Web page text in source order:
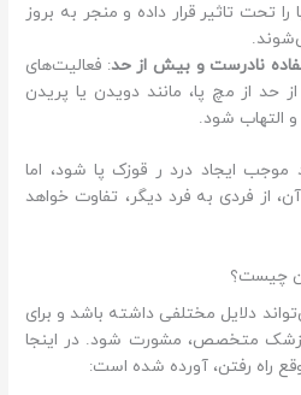
تحت تاثیر قرار داده و منجر به بروز
نادرست و بیش از حد: فعالیت‌های
حد از مچ پا، مانند دویدن یا پریدن
و التهاب شود.
موجب ایجاد درد ر قوزک پا شود، اما
از فردی به فرد دیگر، تفاوت خواهد
چیست؟
دلایل مختلفی داشته باشد و برای
متخصص، مشورت شود. در اینجا
راه رفتن، آورده شده است: